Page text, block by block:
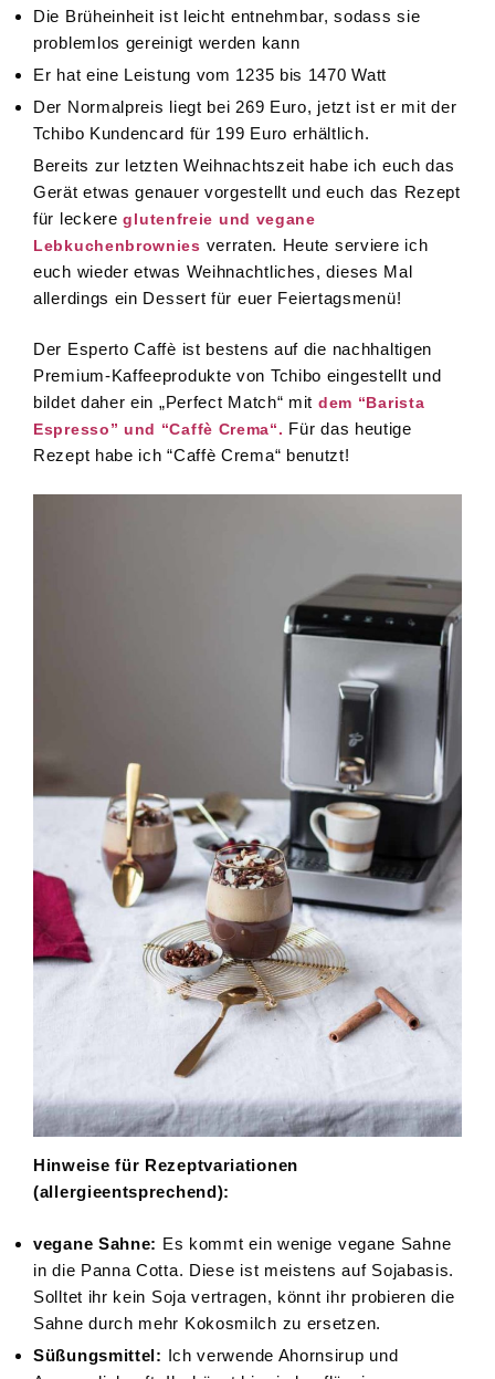
Die Brüheinheit ist leicht entnehmbar, sodass sie
problemlos gereinigt werden kann
Er hat eine Leistung vom 1235 bis 1470 Watt
Der Normalpreis liegt bei 269 Euro, jetzt ist er mit der
Tchibo Kundencard für 199 Euro erhältlich.
Bereits zur letzten Weihnachtszeit habe ich euch das
Gerät etwas genauer vorgestellt und euch das Rezept
für leckereglutenfreie und vegane
Lebkuchenbrownies verraten. Heute serviere ich
euch wieder etwas Weihnachtliches, dieses Mal
allerdings ein Dessert für euer Feiertagsmenü!
Der Esperto Caffè ist bestens auf die nachhaltigen
Premium-Kaffeeprodukte von Tchibo eingestellt und
bildet daher ein „Perfect Match“ mit dem “Barista
Espresso” und “Caffè Crema“. Für das heutige
Rezept habe ich “Caffè Crema“ benutzt!
Hinweise für Rezeptvariationen
(allergieentsprechend):
vegane Sahne: Es kommt ein wenige vegane Sahne
in die Panna Cotta. Diese ist meistens auf Sojabasis.
Solltet ihr kein Soja vertragen, könnt ihr probieren die
Sahne durch mehr Kokosmilch zu ersetzen.
Süßungsmittel: Ich verwende Ahornsirup und